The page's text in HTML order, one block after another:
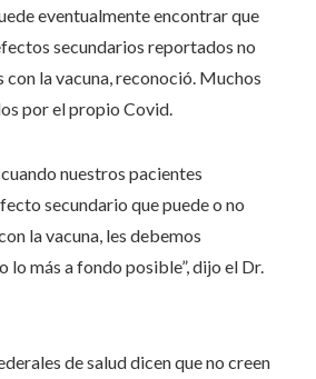
eventualmente encontrar que
secundarios reportados no
con la vacuna, reconoció. Muchos
​​por el propio Covid.
nuestros pacientes
secundario que puede o no
la vacuna, les debemos
lo más a fondo posible”, dijo el Dr.
de salud dicen que no creen